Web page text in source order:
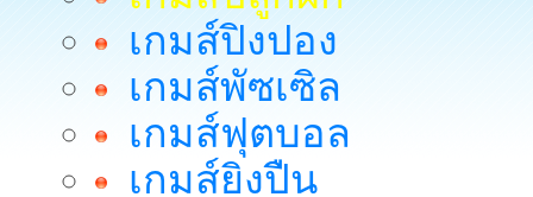
เกมส์ปิงปอง
เกมส์พัซเซิล
เกมส์ฟุตบอล
เกมส์ยิงปืน